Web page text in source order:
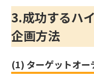
3.成功するハ
企画方法
(1) ターゲットオー